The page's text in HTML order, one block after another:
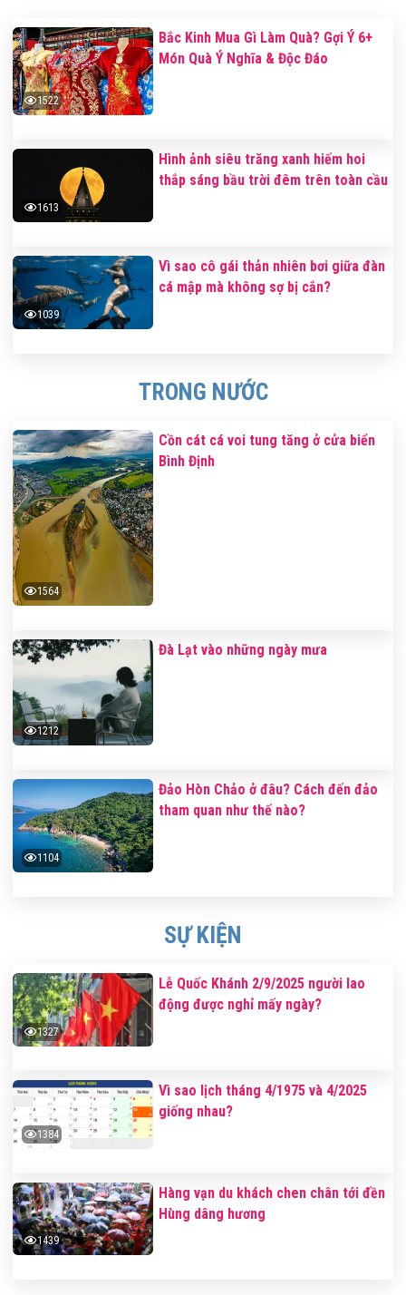
1522
Bắc Kinh Mua Gì Làm Quà? Gợi Ý 6+
Món Quà Ý Nghĩa & Độc Đáo
1613
Hình ảnh siêu trăng xanh hiếm hoi
thắp sáng bầu trời đêm trên toàn cầu
1039
Vì sao cô gái thản nhiên bơi giữa đàn
cá mập mà không sợ bị cắn?
TRONG NƯỚC
1564
Cồn cát cá voi tung tăng ở cửa biển
Bình Định
1212
Đà Lạt vào những ngày mưa
1104
Đảo Hòn Chảo ở đâu? Cách đến đảo
tham quan như thế nào?
SỰ KIỆN
1327
Lễ Quốc Khánh 2/9/2025 người lao
động được nghỉ mấy ngày?
1384
Vì sao lịch tháng 4/1975 và 4/2025
giống nhau?
1439
Hàng vạn du khách chen chân tới đền
Hùng dâng hương